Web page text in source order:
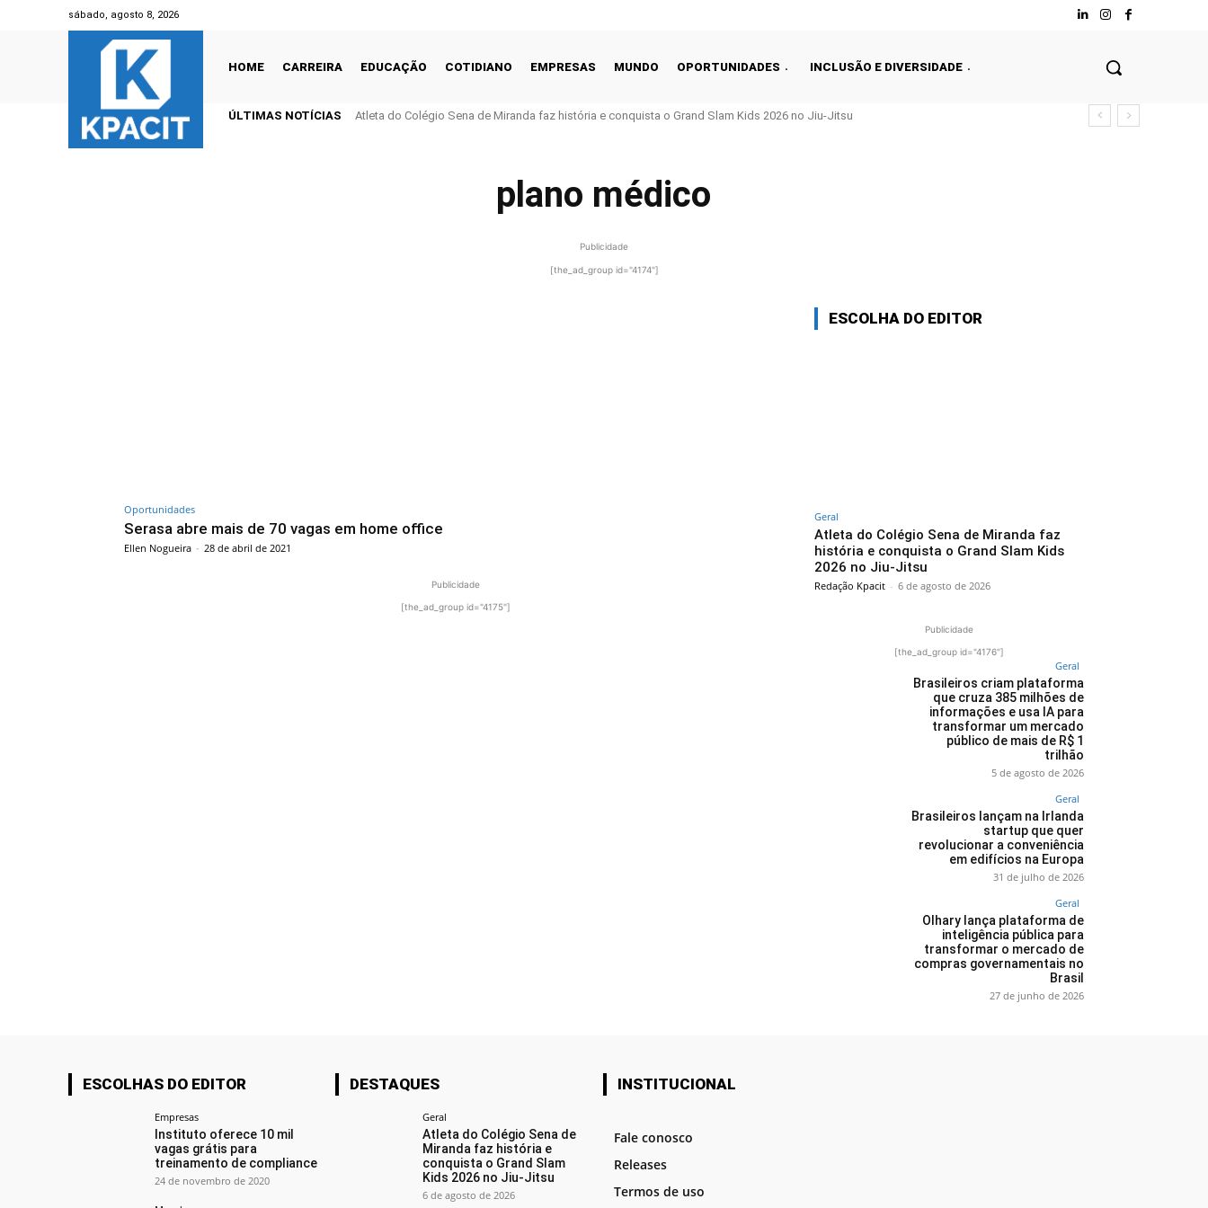
sábado, agosto 8, 2026
HOME CARREIRA EDUCAÇÃO COTIDIANO EMPRESAS MUNDO OPORTUNIDADES INCLUSÃO E DIVERSIDADE
ÚLTIMAS NOTÍCIAS Atleta do Colégio Sena de Miranda faz história e conquista o Grand Slam Kids 2026 no Jiu-Jitsu
plano médico
Publicidade
[the_ad_group id="4174"]
Oportunidades
Serasa abre mais de 70 vagas em home office
Ellen Nogueira - 28 de abril de 2021
Publicidade
[the_ad_group id="4175"]
ESCOLHA DO EDITOR
Geral
Atleta do Colégio Sena de Miranda faz
história e conquista o Grand Slam Kids
2026 no Jiu-Jitsu
Redação Kpacit - 6 de agosto de 2026
Publicidade
[the_ad_group id="4176"]
Geral
Brasileiros criam plataforma
que cruza 385 milhões de
informações e usa IA para
transformar um mercado
público de mais de R$ 1
trilhão
5 de agosto de 2026
Geral
Brasileiros lançam na Irlanda
startup que quer
revolucionar a conveniência
em edifícios na Europa
31 de julho de 2026
Geral
Olhary lança plataforma de
inteligência pública para
transformar o mercado de
compras governamentais no
Brasil
27 de junho de 2026
ESCOLHAS DO EDITOR
Empresas
Instituto oferece 10 mil
vagas grátis para
treinamento de compliance
24 de novembro de 2020
DESTAQUES
Geral
Atleta do Colégio Sena de
Miranda faz história e
conquista o Grand Slam
Kids 2026 no Jiu-Jitsu
6 de agosto de 2026
INSTITUCIONAL
Fale conosco
Releases
Termos de uso